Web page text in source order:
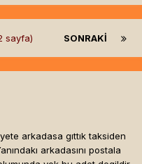
SONRAKI
sayfa)
arkadasa gıttık taksiden
arkadasını postala